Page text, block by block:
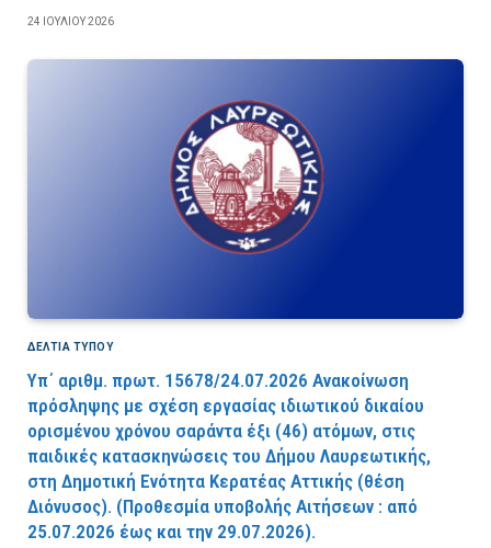
24 ΙΟΥΛΊΟΥ 2026
ΔΕΛΤΙΑ ΤΥΠΟΥ
Υπ΄ αριθμ. πρωτ. 15678/24.07.2026 Ανακοίνωση
πρόσληψης με σχέση εργασίας ιδιωτικού δικαίου
ορισμένου χρόνου σαράντα έξι (46) ατόμων, στις
παιδικές κατασκηνώσεις του Δήμου Λαυρεωτικής,
στη Δημοτική Ενότητα Κερατέας Αττικής (θέση
Διόνυσος). (Προθεσμία υποβολής Αιτήσεων : από
25.07.2026 έως και την 29.07.2026).